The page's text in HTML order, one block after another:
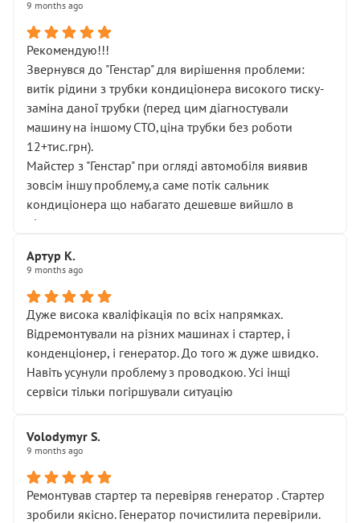
9 months ago
Рекомендую!!!
Звернувся до "Генстар" для вирішення проблеми:
витік рідини з трубки кондиціонера високого тиску-
заміна даної трубки (перед цим діагностували
машину на іншому СТО,ціна трубки без роботи
12+тис.грн).
Майстер з "Генстар" при огляді автомобіля виявив
зовсім іншу проблему,а саме потік сальник
кондиціонера що набагато дешевше вийшло в
підсумку.
Артур К.
9 months ago
Дуже висока кваліфікація по всіх напрямках.
Відремонтували на різних машинах і стартер, і
конденціонер, і генератор. До того ж дуже швидко.
Навіть усунули проблему з проводкою. Усі інщі
сервіси тільки погіршували ситуацію
Volodymyr S.
9 months ago
Ремонтував стартер та перевіряв генератор . Стартер
зробили якісно. Генератор почистилита перевірили.